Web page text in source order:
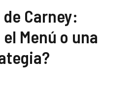
Carney:
Menú o una